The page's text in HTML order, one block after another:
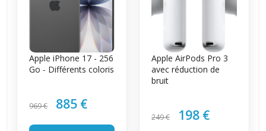
Apple iPhone 17 - 256
Go - Différents coloris
969 € 885 €
Apple AirPods Pro 3
avec réduction de
bruit
249 € 198 €